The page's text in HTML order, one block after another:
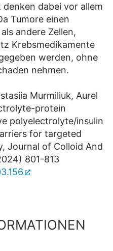
denken dabei vor allem
Tumore einen
andere Zellen,
Krebsmedikamente
werden, ohne
nehmen.
Murmiliuk, Aurel
protein
polyelectrolyte/insulin
for targeted
Journal of Colloid And
801-813